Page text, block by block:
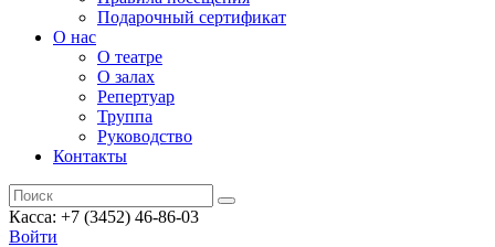
Подарочный сертификат
О нас
О театре
О залах
Репертуар
Труппа
Руководство
Контакты
Касса: +7 (3452) 46-86-03
Войти